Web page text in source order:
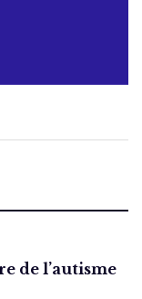
de l’autisme